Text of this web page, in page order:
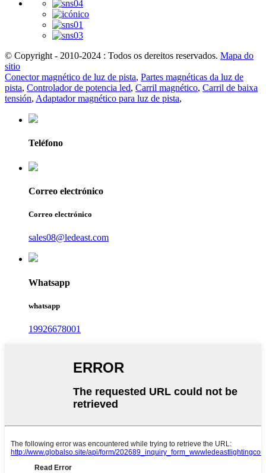
© Copyright - 2010-2024 : Todos os dereitos reservados. Mapa do
sitio
Conector magnético de luz de pista, Partes magnéticas da luz de
pista, Controlador de potencia led, Carril magnético, Carril de baixa
tensión, Adaptador magnético para luz de pista,
Teléfono
Correo electrónico
Correo electrónico
sales08@ledeast.com
Whatsapp
whatsapp
19926678001